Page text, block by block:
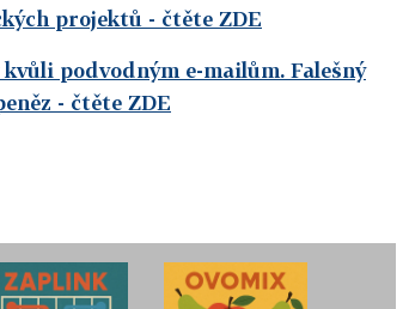
projektů - čtěte ZDE
podvodným e-mailům. Falešný
- čtěte ZDE